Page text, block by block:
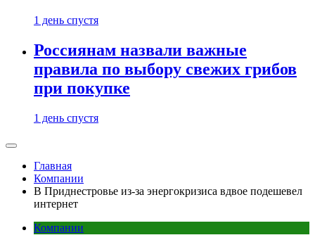
1 день спустя
Россиянам назвали важные
правила по выбору свежих грибов
при покупке
1 день спустя
Главная
Компании
В Приднестровье из-за энергокризиса вдвое подешевел
интернет
Компании